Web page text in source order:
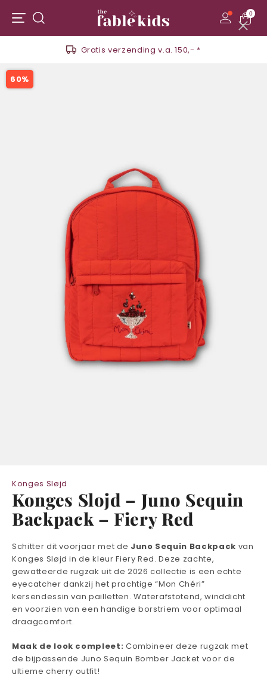
Zoeken 0
Gratis verzending v.a. 150,- *
60%
Konges Sløjd
Konges Slojd – Juno Sequin
Backpack – Fiery Red
Schitter dit voorjaar met de Juno Sequin Backpack van
Konges Sløjd in de kleur Fiery Red. Deze zachte,
gewatteerde rugzak uit de 2026 collectie is een echte
eyecatcher dankzij het prachtige “Mon Chéri”
kersendessin van pailletten. Waterafstotend, winddicht
en voorzien van een handige borstriem voor optimaal
draagcomfort.
Maak de look compleet: Combineer deze rugzak met
de bijpassende Juno Sequin Bomber Jacket voor de
ultieme cherry outfit!